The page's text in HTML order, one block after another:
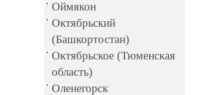
Оймякон
Октябрьский
(Башкортостан)
Октябрьское (Тюменская
область)
Оленегорск